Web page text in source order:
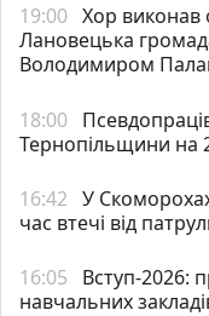
19:00 Хор виконав
Лановецька
Володимиром
18:00
Тернопільщини на
16:42 У
час втечі від
16:05
Вступ-2026:
навчальних